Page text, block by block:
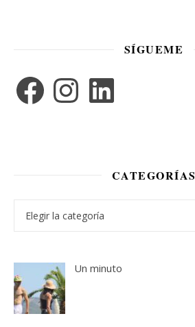
SÍGUEME
FacebookInstagramLinkedIn
CATEGORÍAS
Categorías
Un minuto